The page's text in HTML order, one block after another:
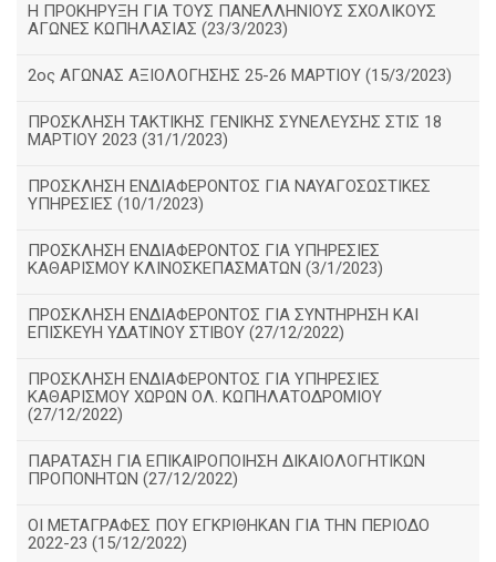
Η ΠΡΟΚΗΡΥΞΗ ΓΙΑ ΤΟΥΣ ΠΑΝΕΛΛΗΝΙΟΥΣ ΣΧΟΛΙΚΟΥΣ
ΑΓΩΝΕΣ ΚΩΠΗΛΑΣΙΑΣ (23/3/2023)
2ος ΑΓΩΝΑΣ ΑΞΙΟΛΟΓΗΣΗΣ 25-26 ΜΑΡΤΙΟΥ (15/3/2023)
ΠΡΟΣΚΛΗΣΗ ΤΑΚΤΙΚΗΣ ΓΕΝΙΚΗΣ ΣΥΝΕΛΕΥΣΗΣ ΣΤΙΣ 18
ΜΑΡΤΙΟΥ 2023 (31/1/2023)
ΠΡΟΣΚΛΗΣΗ ΕΝΔΙΑΦΕΡΟΝΤΟΣ ΓΙΑ ΝΑΥΑΓΟΣΩΣΤΙΚΕΣ
ΥΠΗΡΕΣΙΕΣ (10/1/2023)
ΠΡΟΣΚΛΗΣΗ ΕΝΔΙΑΦΕΡΟΝΤΟΣ ΓΙΑ ΥΠΗΡΕΣΙΕΣ
ΚΑΘΑΡΙΣΜΟΥ ΚΛΙΝΟΣΚΕΠΑΣΜΑΤΩΝ (3/1/2023)
ΠΡΟΣΚΛΗΣΗ ΕΝΔΙΑΦΕΡΟΝΤΟΣ ΓΙΑ ΣΥΝΤΗΡΗΣΗ ΚΑΙ
ΕΠΙΣΚΕΥΗ ΥΔΑΤΙΝΟΥ ΣΤΙΒΟΥ (27/12/2022)
ΠΡΟΣΚΛΗΣΗ ΕΝΔΙΑΦΕΡΟΝΤΟΣ ΓΙΑ ΥΠΗΡΕΣΙΕΣ
ΚΑΘΑΡΙΣΜΟΥ ΧΩΡΩΝ ΟΛ. ΚΩΠΗΛΑΤΟΔΡΟΜΙΟΥ
(27/12/2022)
ΠΑΡΑΤΑΣΗ ΓΙΑ ΕΠΙΚΑΙΡΟΠΟΙΗΣΗ ΔΙΚΑΙΟΛΟΓΗΤΙΚΩΝ
ΠΡΟΠΟΝΗΤΩΝ (27/12/2022)
ΟΙ ΜΕΤΑΓΡΑΦΕΣ ΠΟΥ ΕΓΚΡΙΘΗΚΑΝ ΓΙΑ ΤΗΝ ΠΕΡΙΟΔΟ
2022-23 (15/12/2022)